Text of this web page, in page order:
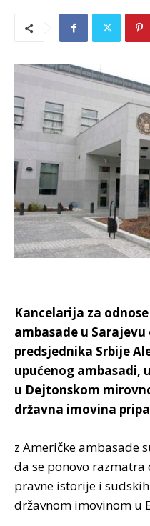
Kancelarija za
ambasade u
predsjednika Srbije
upućenog ambasadi,
u Dejtonskom
državna imovina
z Američke ambasade
da se ponovo
pravne istorije i
državnom imovinom u